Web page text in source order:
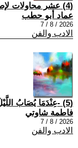
(4) عشر محاولات لإصلاح إنسان لا يملك قطع الغيار
عماد أبو حطب
2026 / 8 / 7
الادب والفن
(5) -عِنْدَمَا يُصَابُ اللَّيْلُ بِالْأَرَقِ-
فاطمة شاوتي
2026 / 8 / 7
الادب والفن